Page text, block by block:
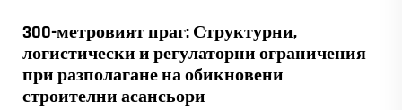
300-метровият праг: Структурни,
логистически и регулаторни ограничения
при разполагане на обикновени
строителни асансьори